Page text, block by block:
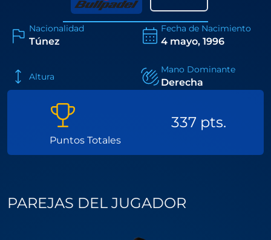
Nacionalidad
Túnez
Fecha de Nacimiento
4 mayo, 1996
Altura
Mano Dominante
Derecha
Puntos Totales
337 pts.
PAREJAS DEL JUGADOR